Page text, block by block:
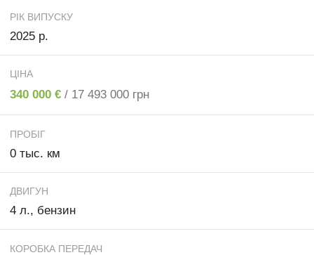
РІК ВИПУСКУ
2025 р.
ЦІНА
340 000 € / 17 493 000 грн
ПРОБІГ
0 тыс. км
ДВИГУН
4 л., бензин
КОРОБКА ПЕРЕДАЧ